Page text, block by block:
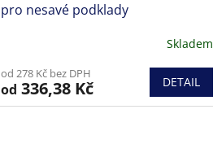
pro nesavé podklady
Skladem
od 278 Kč bez DPH
od 336,38 Kč DETAIL